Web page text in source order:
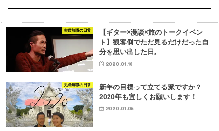
夫婦無職の日常
【ギター×漫談×旅のトークイベン
ト】観客側でただ見るだけだった自
分を思い出した日。
2020.01.10
夫婦無職の日常
新年の目標って立てる派ですか？
2020年も宜しくお願いします！
2020.01.05